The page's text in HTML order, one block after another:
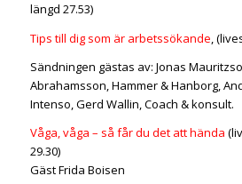
längd 27.53)
Tips till dig som är arbetssökande ,
Sändningen gästas av: Jonas
Abrahamsson, Hammer & Hanborg,
Intenso, Gerd Wallin, Coach & konsult.
Våga, våga – så får du det att hända
29.30)
Gäst Frida Boisen